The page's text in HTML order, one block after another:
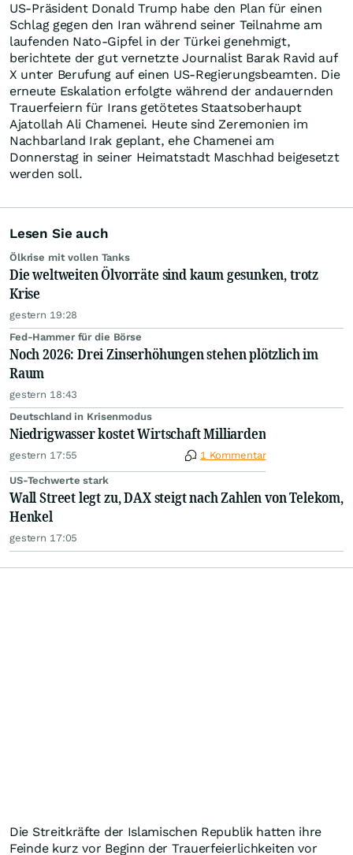
US-Präsident Donald Trump habe den Plan für einen
Schlag gegen den Iran während seiner Teilnahme am
laufenden Nato-Gipfel in der Türkei genehmigt,
berichtete der gut vernetzte Journalist Barak Ravid auf
X unter Berufung auf einen US-Regierungsbeamten. Die
erneute Eskalation erfolgte während der andauernden
Trauerfeiern für Irans getötetes Staatsoberhaupt
Ajatollah Ali Chamenei. Heute sind Zeremonien im
Nachbarland Irak geplant, ehe Chamenei am
Donnerstag in seiner Heimatstadt Maschhad beigesetzt
werden soll.
Lesen Sie auch
Ölkrise mit vollen Tanks
Die weltweiten Ölvorräte sind kaum gesunken, trotz
Krise
gestern 19:28
Fed-Hammer für die Börse
Noch 2026: Drei Zinserhöhungen stehen plötzlich im
Raum
gestern 18:43
Deutschland in Krisenmodus
Niedrigwasser kostet Wirtschaft Milliarden
gestern 17:55 1 Kommentar
US-Techwerte stark
Wall Street legt zu, DAX steigt nach Zahlen von Telekom,
Henkel
gestern 17:05
Die Streitkräfte der Islamischen Republik hatten ihre
Feinde kurz vor Beginn der Trauerfeierlichkeiten vor